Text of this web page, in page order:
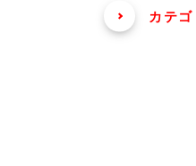
カテ